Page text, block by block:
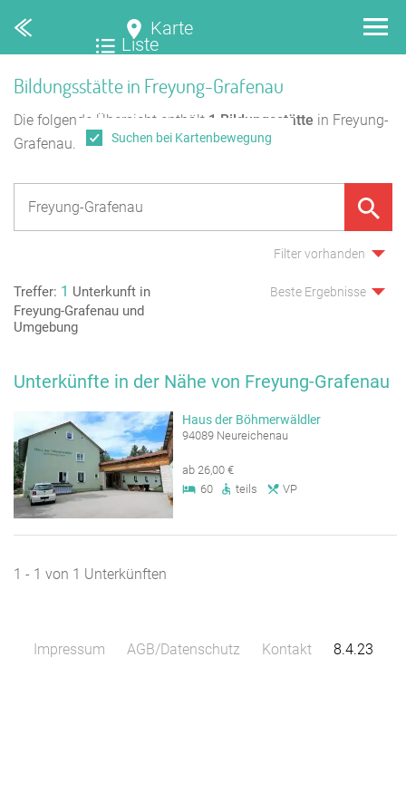
Karte
Liste
Bildungsstätte in Freyung-Grafenau
Die folgende Übersicht enthält 1 Bildungsstätte in Freyung-
Grafenau.
Filter vorhanden
Treffer: 1 Unterkunft in
Freyung-Grafenau und
Umgebung
Beste Ergebnisse
Unterkünfte in der Nähe von Freyung-Grafenau
Haus der Böhmerwäldler
94089 Neureichenau
ab 26,00 €
60
teils VP
1 - 1 von 1 Unterkünften
Suchen bei Kartenbewegung
Impressum AGB/Datenschutz Kontakt 8.4.23